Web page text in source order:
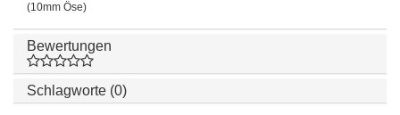
(10mm Öse)
Bewertungen
Schlagworte (0)